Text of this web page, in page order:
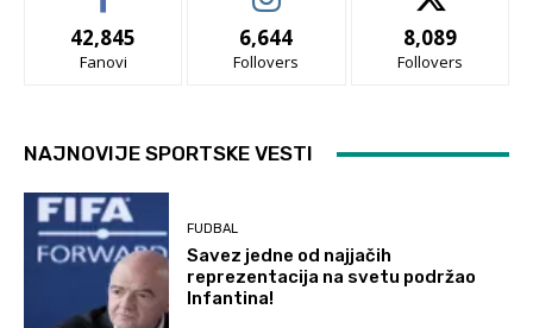
42,845
Fanovi
6,644
Follovers
8,089
Follovers
NAJNOVIJE SPORTSKE VESTI
FUDBAL
Savez jedne od najjačih
reprezentacija na svetu podržao
Infantina!